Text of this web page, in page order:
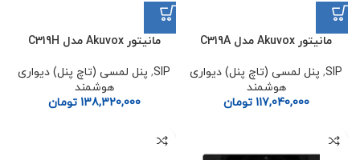
مانیتور Akuvox مدل C319A
SIP
, پنل لمسی (تاچ پنل) دیواری
هوشمند
117,040,000 تومان
مانیتور Akuvox مدل C319H
SIP
, پنل لمسی (تاچ پنل) دیواری
هوشمند
138,320,000 تومان